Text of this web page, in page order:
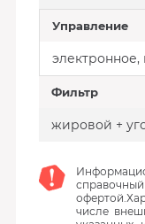
Управление
электронное,
Фильтр
жировой +
числе